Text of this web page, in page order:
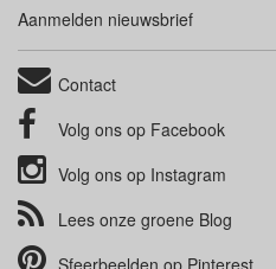
Aanmelden nieuwsbrief
Contact
Volg ons op Facebook
Volg ons op Instagram
Lees onze groene Blog
Sfeerbeelden op Pinterest